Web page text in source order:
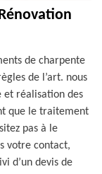
de charpente
de l’art. nous
et réalisation des
que le traitement
pas à le
votre contact,
d’un devis de